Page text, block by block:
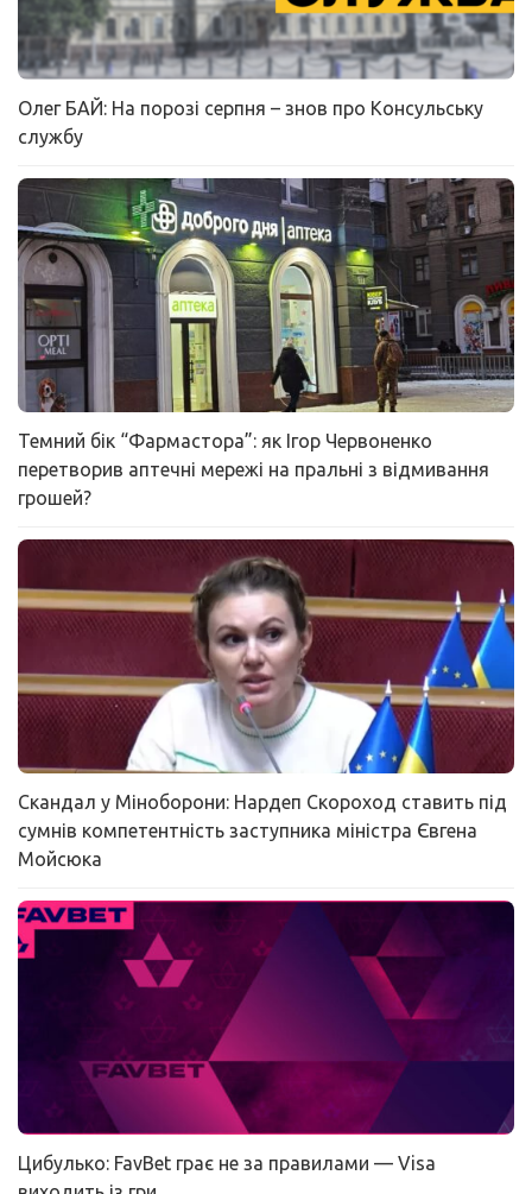
Олег БАЙ: На порозі серпня – знов про Консульську
службу
Темний бік “Фармастора”: як Ігор Червоненко
перетворив аптечні мережі на пральні з відмивання
грошей?
Скандал у Міноборони: Нардеп Скороход ставить під
сумнів компетентність заступника міністра Євгена
Мойсюка
Цибулько: FavBet грає не за правилами — Visa